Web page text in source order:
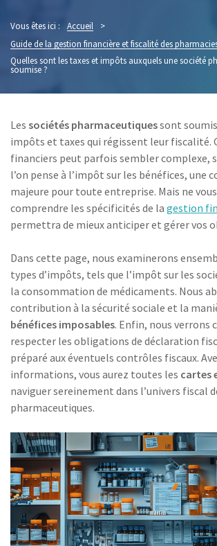
Vous êtes ici : Accueil
>
Guide de la gestion financière et fiscalité des
Quelles sont les taxes et impôts auxquels une société
soumise ?
Les sociétés pharmaceutiquessont
impôts et taxes qui régissent leur fiscalité.
financiers peut parfois sembler complexe,
l’on pense à l’impôt sur les bénéfices, une
majeure pour toute entreprise. Mais ne
comprendre les spécificités de la gestion
permettra de mieux anticiper et gérer vos
Dans cette page, nous examinerons
types d’impôts, tels que l’impôt sur les
la consommation de médicaments. Nous
contribution à la sécurité sociale et la
bénéfices imposables. Enfin, nous verrons
respecter les obligations de déclaration
préparé aux éventuels contrôles fiscaux.
informations, vous aurez toutes les cartes
naviguer sereinement dans l’univers fiscal
pharmaceutiques.